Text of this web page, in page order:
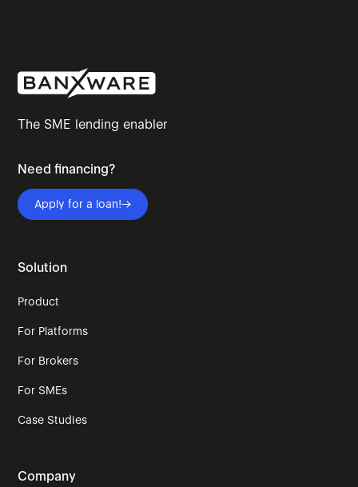
The SME lending enabler
Need financing?
Apply for a loan!
Solution
Product
For Platforms
For Brokers
For SMEs
Case Studies
Company